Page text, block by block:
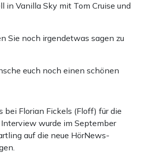
in Vanilla Sky mit Tom Cruise und
Sie noch irgendetwas sagen zu
euch noch einen schönen
bei Florian Fickels (Floff) für die
wurde im September
auf die neue HörNews-